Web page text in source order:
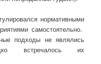
нормативными
самостоятельно.
подходы не являлись
встречалось их